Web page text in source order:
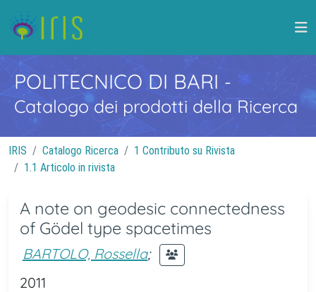
POLITECNICO DI BARI -
Catalogo dei prodotti della Ricerca
IRIS Catalogo Ricerca
1 Contributo su Rivista
1.1 Articolo in rivista
A note on geodesic connectedness
of Gödel type spacetimes
BARTOLO, Rossella;
2011